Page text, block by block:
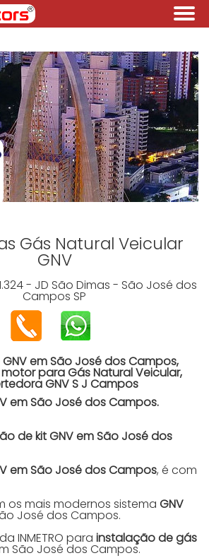
Gás Natural Veicular
GNV
- JD São Dimas - São José dos
Campos SP
em São José dos Campos,
para Gás Natural Veicular,
GNV S J Campos
em São José dos Campos.
de kit GNV em São José dos
em São José dos Campos, é com
os mais modernos sistema GNV
José dos Campos.
INMETRO para instalação de gás
São José dos Campos.